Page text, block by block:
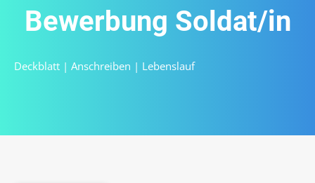
Bewerbung Soldat/in
Deckblatt | Anschreiben | Lebenslauf